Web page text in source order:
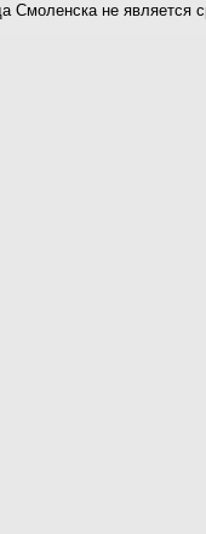
Смоленска не является